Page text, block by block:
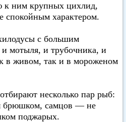
к ним крупных цихлид,
спокойным характером.
с большим
мотыля, и трубочника, и
в живом, так и в мороженом
несколько пар рыб:
брюшком, самцов — не
поджарых.